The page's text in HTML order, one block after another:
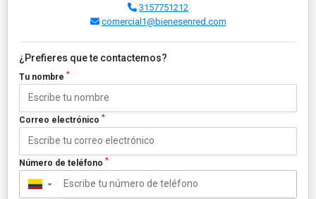
3157751212
comercial1@bienesenred.com
¿Prefieres que te contactemos?
Tu nombre *
Correo electrónico *
Número de teléfono *
▼